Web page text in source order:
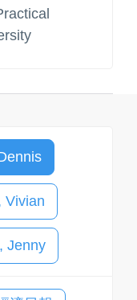
Vivian
Jenny